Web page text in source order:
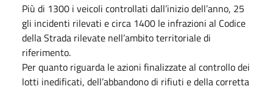
Più di 1300 i veicoli controllati dall’inizio dell’anno, 25
gli incidenti rilevati e circa 1400 le infrazioni al Codice
della Strada rilevate nell’ambito territoriale di
riferimento.
Per quanto riguarda le azioni finalizzate al controllo dei
lotti inedificati, dell’abbandono di rifiuti e della corretta